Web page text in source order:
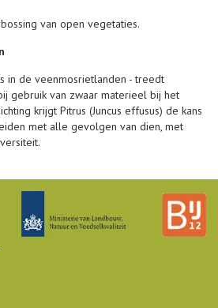
van open vegetaties.
in de veenmosrietlanden - treedt
gebruik van zwaar materieel bij het
krijgt Pitrus (Juncus effusus) de kans
met alle gevolgen van dien, met